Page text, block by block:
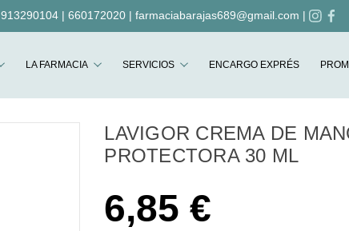
913290104| 660172020| farmaciabarajas689@gmail.com |
LA FARMACIA SERVICIOS ENCARGO EXPRÉS
LAVIGOR CREMA DE
PROTECTORA 30 ML
6,85 €